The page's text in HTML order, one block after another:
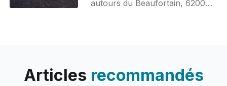
autours du Beaufortain, 6200
Articles recommandés